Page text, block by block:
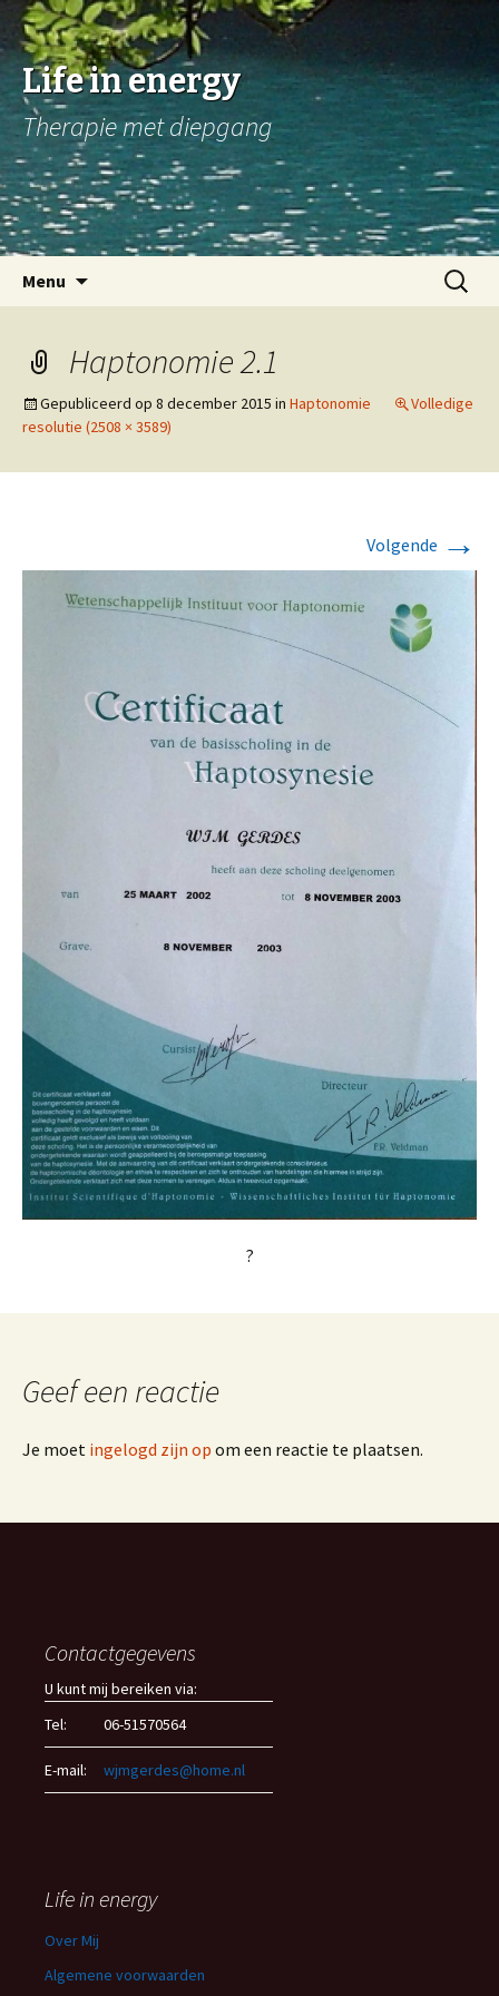
Life in energy
Therapie met diepgang
Menu
springen
Zoeken
naar:
Haptonomie 2.1
Gepubliceerd op 8 december 2015 in Haptonomie
Volledige
resolutie (2508 × 3589)
Volgende →
?
Geef een reactie
Je moet ingelogd zijn op om een reactie te plaatsen.
Contactgegevens
U kunt mij bereiken via:
Tel:
06-51570564
E-mail: wjmgerdes@home.nl
Life in energy
Over Mij
Algemene voorwaarden